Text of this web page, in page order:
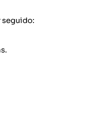
seguido: